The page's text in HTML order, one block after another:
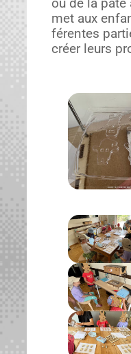
ou de la
met aux
férentes
créer leurs